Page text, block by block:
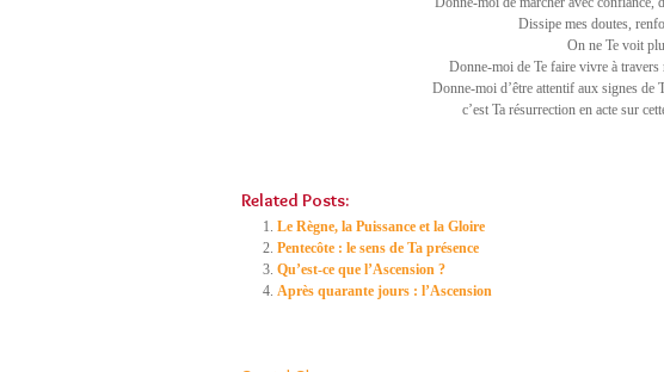
Dissipe mes doutes,
On ne Te voit
Donne-moi de Te faire vivre à travers
Donne-moi d’être attentif aux signes de
c’est Ta résurrection en acte sur
Related Posts:
Le Règne, la Puissance et la Gloire
Pentecôte : le sens de Ta présence
Qu’est-ce que l’Ascension ?
Après quarante jours : l’Ascension